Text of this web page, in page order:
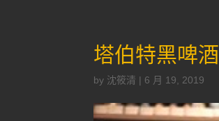
塔伯特黑啤酒
by 沈筱清 | 6 月 19, 2019